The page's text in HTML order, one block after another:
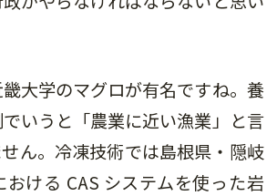
大学のマグロが有名ですね。養
いうと「農業に近い漁業」と言
ん。冷凍技術では島根県・隠岐
ける CAS システムを使った岩